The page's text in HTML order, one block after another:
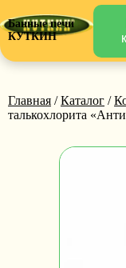
Банные печи
КУТКИН
Главная /Каталог /
талькохлорита